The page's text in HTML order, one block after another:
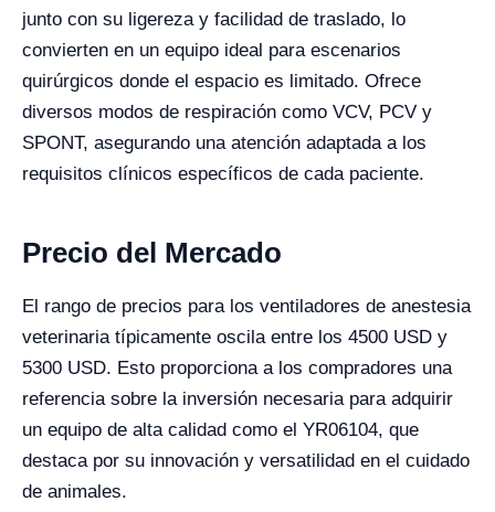
junto con su ligereza y facilidad de traslado, lo
convierten en un equipo ideal para escenarios
quirúrgicos donde el espacio es limitado. Ofrece
diversos modos de respiración como VCV, PCV y
SPONT, asegurando una atención adaptada a los
requisitos clínicos específicos de cada paciente.
Precio del Mercado
El rango de precios para los ventiladores de anestesia
veterinaria típicamente oscila entre los 4500 USD y
5300 USD. Esto proporciona a los compradores una
referencia sobre la inversión necesaria para adquirir
un equipo de alta calidad como el YR06104, que
destaca por su innovación y versatilidad en el cuidado
de animales.